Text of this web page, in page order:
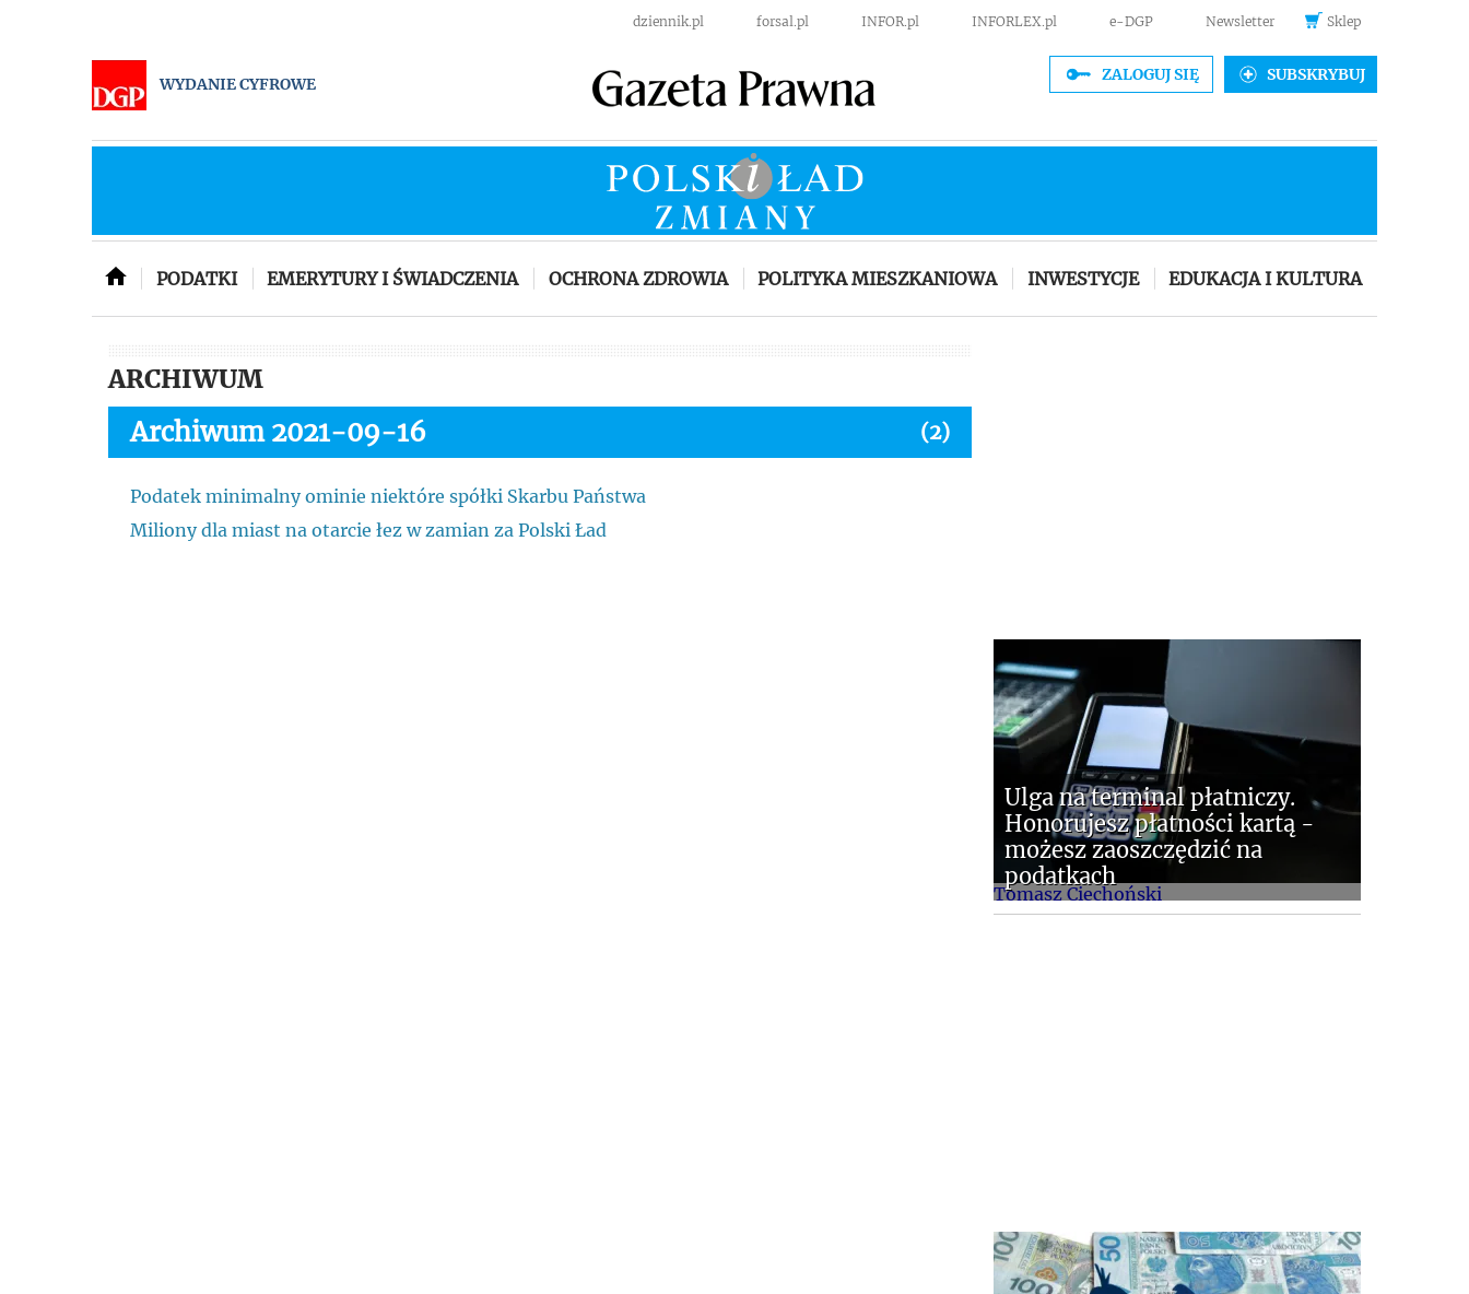
dziennik.pl forsal.pl INFOR.pl INFORLEX.pl e-DGP Newsletter Sklep
WYDANIE CYFROWE ZALOGUJ SIĘ SUBSKRYBUJ
PODATKI EMERYTURY I ŚWIADCZENIA OCHRONA ZDROWIA POLITYKA MIESZKANIOWA INWESTYCJE EDUKACJA I KULTURA
ARCHIWUM
Archiwum 2021-09-16 (2)
Podatek minimalny ominie niektóre spółki Skarbu Państwa
Miliony dla miast na otarcie łez w zamian za Polski Ład
Tomasz Ciechoński
Ulga na terminal płatniczy.
Honorujesz płatności kartą -
możesz zaoszczędzić na
podatkach